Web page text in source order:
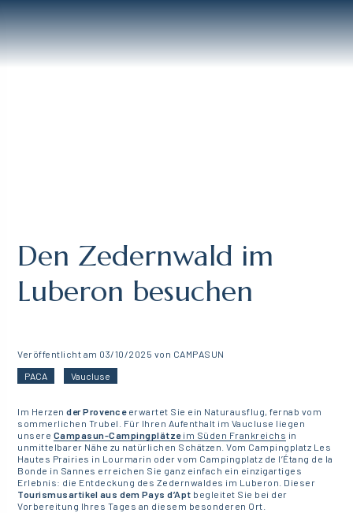
Den Zedernwald im
Luberon besuchen
Veröffentlicht am 03/10/2025 von CAMPASUN
PACA
Vaucluse
Im Herzender Provence erwartet Sie ein Naturausflug, fernab vom
sommerlichen Trubel. Für Ihren Aufenthalt im Vaucluse liegen
unsere Campasun-Campingplätzeim Süden Frankreichs in
unmittelbarer Nähe zu natürlichen Schätzen. Vom Campingplatz Les
Hautes Prairies in Lourmarin oder vom Campingplatz de l’Étang de la
Bonde in Sannes erreichen Sie ganz einfach ein einzigartiges
Erlebnis: die Entdeckung des Zedernwaldes im Luberon. Dieser
Tourismusartikel aus dem Pays d’Apt begleitet Sie bei der
Vorbereitung Ihres Tages an diesem besonderen Ort.